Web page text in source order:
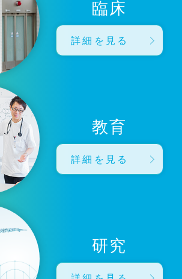
臨床
詳細を見る
教育
詳細を見る
研究